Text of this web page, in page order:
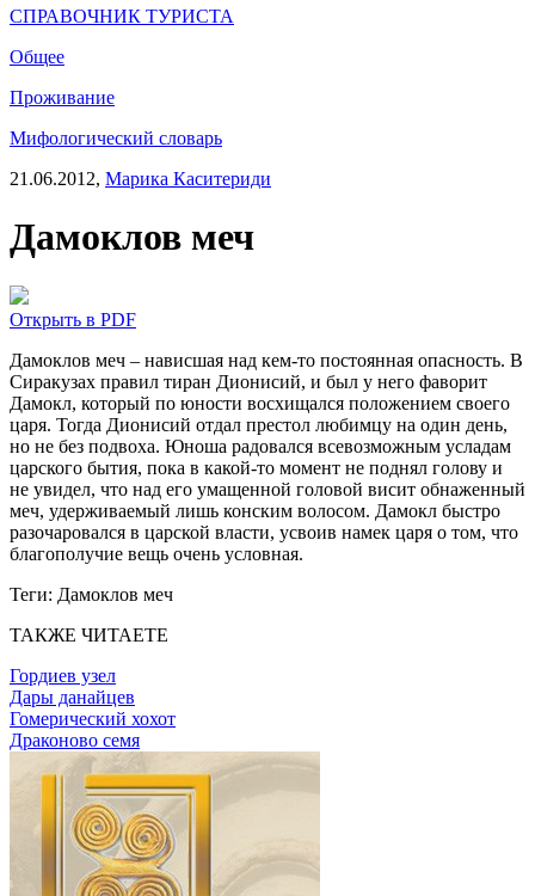
СПРАВОЧНИК ТУРИСТА
Общее
Проживание
Мифологический словарь
21.06.2012, Марика Каситериди
Дамоклов меч
Открыть в PDF
Дамоклов меч – нависшая над кем-то постоянная опасность. В
Сиракузах правил тиран Дионисий, и был у него фаворит
Дамокл, который по юности восхищался положением своего
царя. Тогда Дионисий отдал престол любимцу на один день,
но не без подвоха. Юноша радовался всевозможным усладам
царского бытия, пока в какой-то момент не поднял голову и
не увидел, что над его умащенной головой висит обнаженный
меч, удерживаемый лишь конским волосом. Дамокл быстро
разочаровался в царской власти, усвоив намек царя о том, что
благополучие вещь очень условная.
Теги: Дамоклов меч
ТАКЖЕ ЧИТАЕТЕ
Гордиев узел
Дары данайцев
Гомерический хохот
Драконово семя